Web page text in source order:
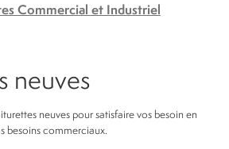
Commercial et Industriel
neuves
neuves pour satisfaire vos besoin en
besoins commerciaux.